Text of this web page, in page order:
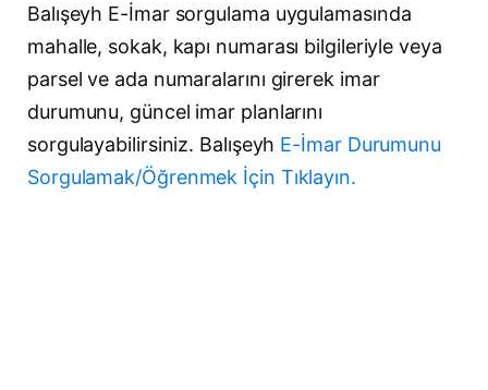
Balışeyh E-İmar sorgulama uygulamasında
mahalle, sokak, kapı numarası bilgileriyle veya
parsel ve ada numaralarını girerek imar
durumunu, güncel imar planlarını
sorgulayabilirsiniz. Balışeyh E-İmar Durumunu
Sorgulamak/Öğrenmek İçin Tıklayın.